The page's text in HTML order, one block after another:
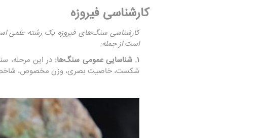
کارشناسی فیروزه
کارشناسی سنگ‌های فیروزه یک رشته علمی
است از جمله:
۱. شناسایی عمومی سنگ‌ها:
در این مرحله،
شکست، خاصیت بصری، وزن مخصوص، شاخص